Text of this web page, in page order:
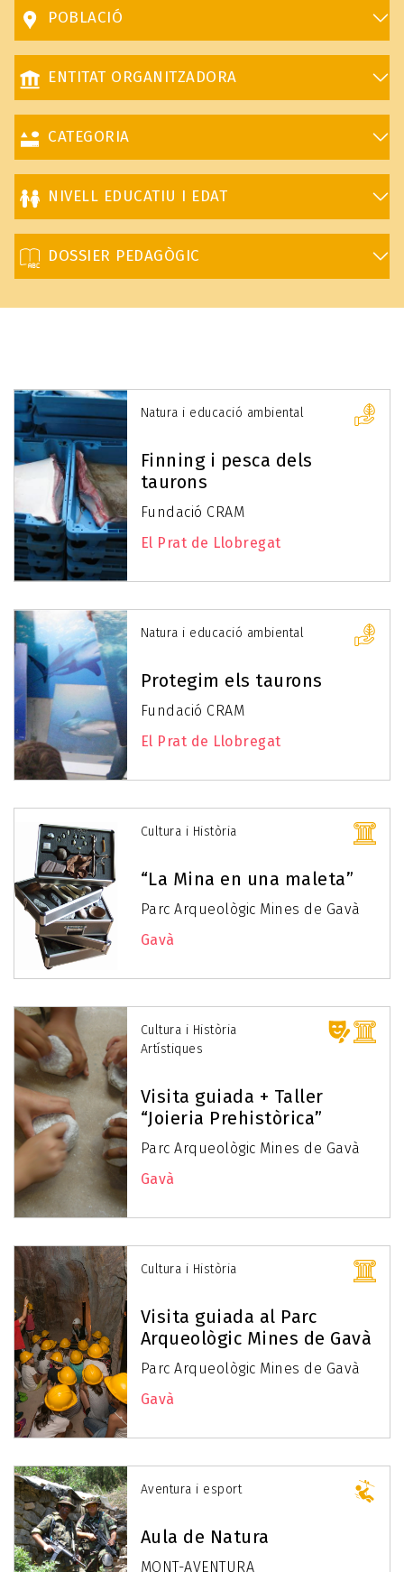
Natura i educació ambiental
Finning i pesca dels
taurons
Fundació CRAM
El Prat de Llobregat
Natura i educació ambiental
Protegim els taurons
Fundació CRAM
El Prat de Llobregat
Cultura i Història
“La Mina en una maleta”
Parc Arqueològic Mines de Gavà
Gavà
Cultura i Història
Artístiques
Visita guiada + Taller
“Joieria Prehistòrica”
Parc Arqueològic Mines de Gavà
Gavà
Cultura i Història
Visita guiada al Parc
Arqueològic Mines de Gavà
Parc Arqueològic Mines de Gavà
Gavà
Aventura i esport
Aula de Natura
MONT-AVENTURA
POBLACIÓ
ENTITAT ORGANITZADORA
CATEGORIA
NIVELL EDUCATIU I EDAT
DOSSIER PEDAGÒGIC